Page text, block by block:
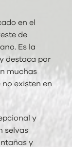
en el
de
Es la
destaca por
muchas
existen en
y
selvas
y